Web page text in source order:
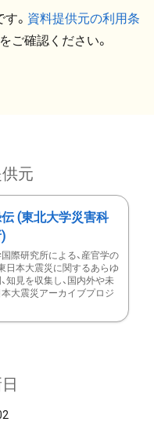
。 資料提供元の利用条
ご確認ください。
元
(東北大学災害科
際研究所による、産官学の
日本大震災に関するあらゆ
、知見を収集し、国内外や未
大震災アーカイブプロジ